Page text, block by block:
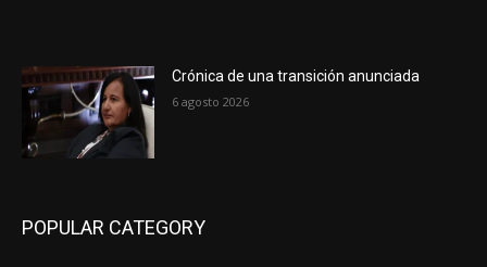
Crónica de una transición anunciada
6 agosto 2026
POPULAR CATEGORY